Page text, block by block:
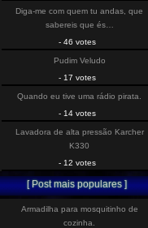
Diga-me com quem tu andas, que
sabereis que és…
- 46 votes
Pudim Veludo
- 17 votes
Quando eu tive uma rádio pirata.
- 14 votes
Lavadora de alta pressão Karcher
K330
- 12 votes
[ Post mais populares ]
Armadilha para mosquitinho de
cozinha.